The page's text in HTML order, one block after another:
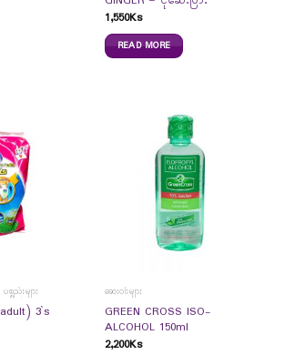
1,550Ks
READ MORE
စည်းများ
3`s
ဆေးဝါးများ
GREEN CROSS ISO-
ALCOHOL 150ml
2,200Ks